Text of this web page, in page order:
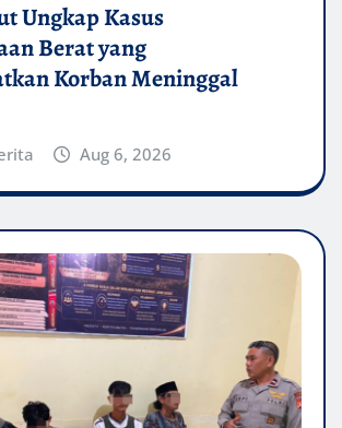
Ungkap Kasus
Berat yang
Korban Meninggal
Aug 6, 2026